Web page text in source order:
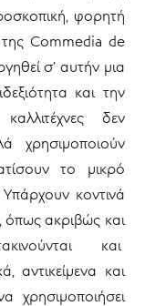
φορητή
Commedia de
σ’ αυτήν μια
και την
δεν
χρησιμοποιούν
το μικρό
κοντινά
όπως ακριβώς και
και
αντικείμενα και
χρησιμοποιήσει